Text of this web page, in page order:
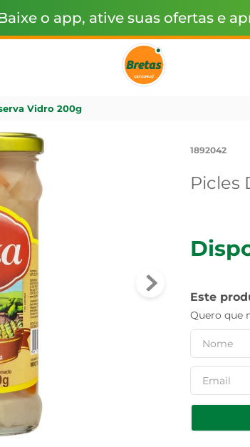
Baixe o app, ative suas ofertas e
Vidro 200g
1892042
Picles
Este
Quero que